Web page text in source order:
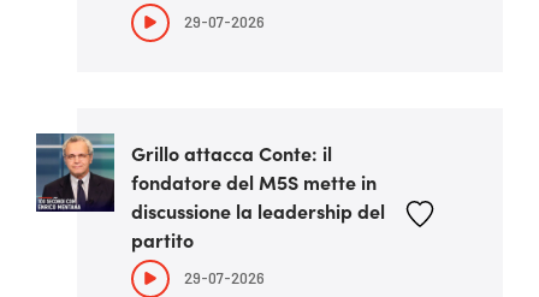
29-07-2026
Grillo attacca Conte: il
fondatore del M5S mette in
discussione la leadership del
partito
29-07-2026